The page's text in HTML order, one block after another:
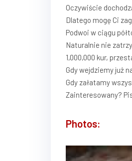
Oczywiście
Dlatego mogę Ci
Podwoi w ciągu
Naturalnie nie
1,000,000 kur,
Gdy wejdziemy już
Gdy załatamy
Zainteresowany?
Photos: